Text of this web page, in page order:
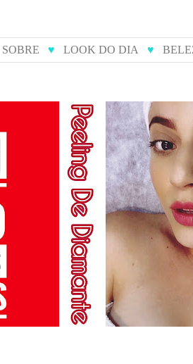
SOBRE ♥ LOOK DO DIA ♥
peeling de
feito